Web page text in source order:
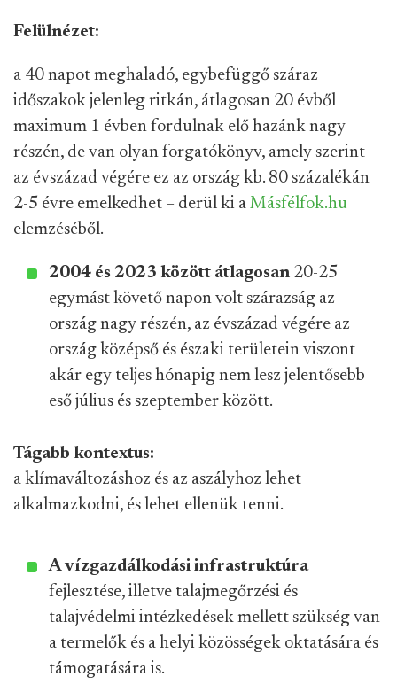
Felülnézet:
a 40 napot meghaladó, egybefüggő száraz
időszakok jelenleg ritkán, átlagosan 20 évből
maximum 1 évben fordulnak elő hazánk nagy
részén, de van olyan forgatókönyv, amely szerint
az évszázad végére ez az ország kb. 80 százalékán
2-5 évre emelkedhet – derül ki a Másfélfok.hu
elemzéséből.
2004 és 2023 között átlagosan 20-25
egymást követő napon volt szárazság az
ország nagy részén, az évszázad végére az
ország középső és északi területein viszont
akár egy teljes hónapig nem lesz jelentősebb
eső július és szeptember között.
Tágabb kontextus:
a klímaváltozáshoz és az aszályhoz lehet
alkalmazkodni, és lehet ellenük tenni.
A vízgazdálkodási infrastruktúra
fejlesztése, illetve talajmegőrzési és
talajvédelmi intézkedések mellett szükség van
a termelők és a helyi közösségek oktatására és
támogatására is.